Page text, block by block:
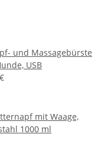
und Massagebürste
USB